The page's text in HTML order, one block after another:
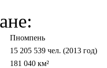
Пномпень
15 205 539 чел. (2013 год)
181 040 км²